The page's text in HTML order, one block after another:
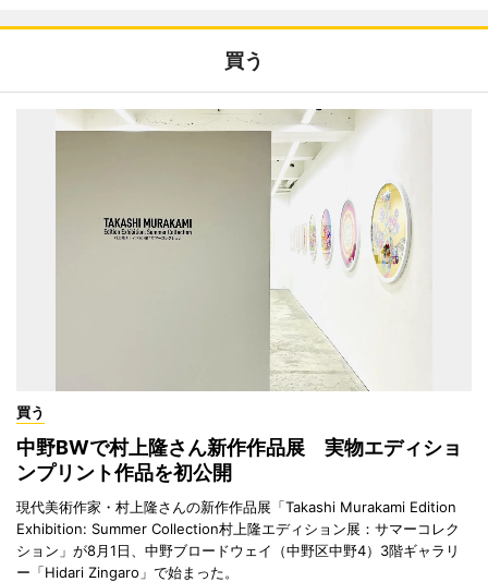
買う
買う
中野BWで村上隆さん新作作品展 実物エディショ
ンプリント作品を初公開
現代美術作家・村上隆さんの新作作品展「Takashi Murakami Edition
Exhibition: Summer Collection村上隆エディション展：サマーコレク
ション」が8月1日、中野ブロードウェイ（中野区中野4）3階ギャラリ
ー「Hidari Zingaro」で始まった。